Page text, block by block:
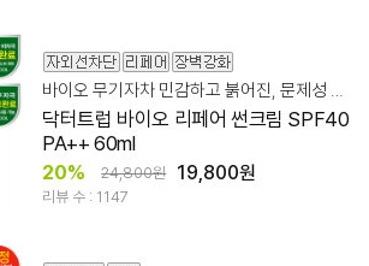
바이오 무기자차 민감하고 붉어진, 문제성 피부
닥터트럽 바이오 리페어 썬크림 SPF40
PA++ 60ml
20% 24,800원 19,800원
리뷰 수 : 1147